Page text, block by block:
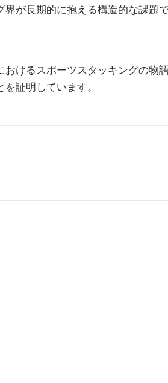
が長期的に抱える構造的な課題
けるスポーツスタッキングの物
証明しています。